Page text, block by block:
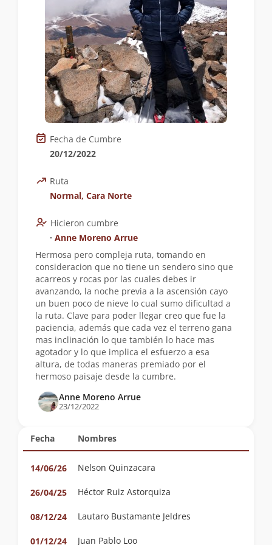
Fecha Nombres
14/06/26 Nelson Quinzacara
26/04/25 Héctor Ruiz Astorquiza
08/12/24 Lautaro Bustamante Jeldres
01/12/24
Juan Pablo Loo
Fecha de Cumbre
20/12/2022
Ruta
Normal, Cara Norte
Hicieron cumbre
∙ Anne Moreno Arrue
Hermosa pero compleja ruta, tomando en
consideracion que no tiene un sendero sino que
acarreos y rocas por las cuales debes ir
avanzando, la noche previa a la ascensión cayo
un buen poco de nieve lo cual sumo dificultad a
la ruta. Clave para poder llegar creo que fue la
paciencia, además que cada vez el terreno gana
mas inclinación lo que también lo hace mas
agotador y lo que implica el esfuerzo a esa
altura, de todas maneras premiado por el
hermoso paisaje desde la cumbre.
Anne Moreno Arrue
23/12/2022